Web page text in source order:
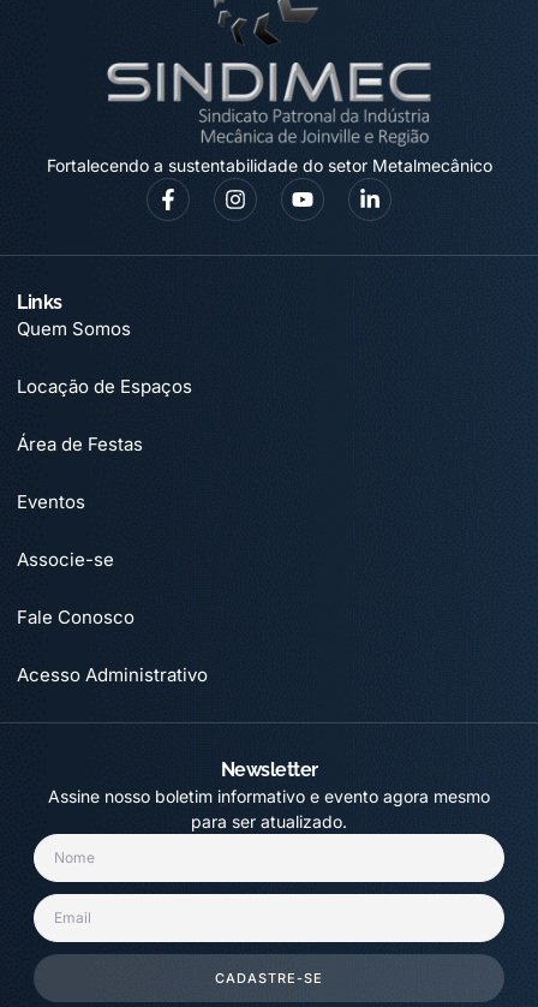
Fortalecendo a sustentabilidade do setor Metalmecânico
Links
Quem Somos
Locação de Espaços
Área de Festas
Eventos
Associe-se
Fale Conosco
Acesso Administrativo
Newsletter
Assine nosso boletim informativo e evento agora mesmo
para ser atualizado.
CADASTRE-SE